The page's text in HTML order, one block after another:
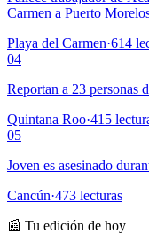
Carmen a Puerto
Playa del Carmen·614
04
Reportan a 23 personas
Quintana Roo·415
05
Joven es asesinado
Cancún·473 lecturas
📰 Tu edición de hoy